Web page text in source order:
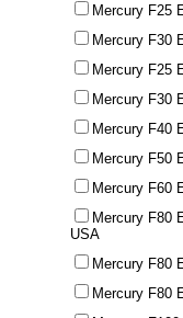
Mercury F25
Mercury F30
Mercury F25
Mercury F30
Mercury F40
Mercury F50
Mercury F60
Mercury F80
USA
Mercury F80
Mercury F80